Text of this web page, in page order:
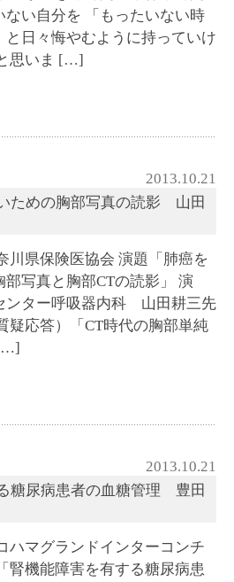
い自分を 「もったいない時
と日々悔やむように持っていけ
思いま […]
2013.10.21
ための胸部写真の読影 山田
県保険医協会 演題「肺癌を
部写真と胸部CTの読影」 演
ンター呼吸器内科 山田耕三先
疑応答）「CT時代の胸部単純
2013.10.21
糖尿病患者の血糖管理 豊田
マグランドインターコンチ
腎機能障害を有する糖尿病患